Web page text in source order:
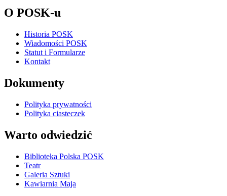
O POSK-u
Historia POSK
Wiadomości POSK
Statut i Formularze
Kontakt
Dokumenty
Polityka prywatności
Polityka ciasteczek
Warto odwiedzić
Biblioteka Polska POSK
Teatr
Galeria Sztuki
Kawiarnia Maja